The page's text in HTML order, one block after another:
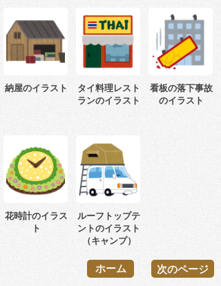
納屋のイラスト
タイ料理レスト
ランのイラスト
看板の落下事故
のイラスト
花時計のイラス
ト
ルーフトップテ
ントのイラスト
（キャンプ）
次のページ
ホーム